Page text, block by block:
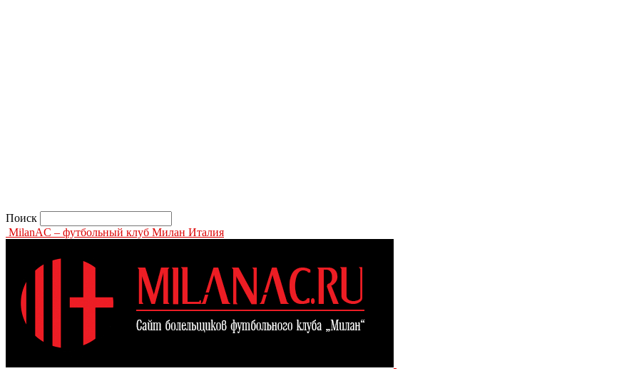
Поиск
MilanAC – футбольный клуб Милан Италия